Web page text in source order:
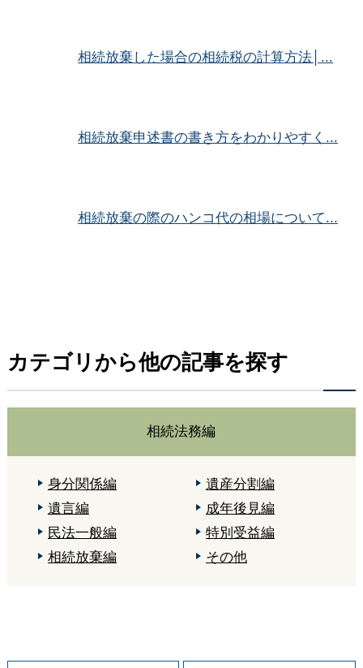
相続放棄した場合の相続税の計算方法│...
相続放棄申述書の書き方をわかりやすく...
相続放棄の際のハンコ代の相場について...
カテゴリから他の記事を探す
相続法務編
身分関係編
遺産分割編
遺言編
成年後見編
民法一般編
特別受益編
相続放棄編
その他